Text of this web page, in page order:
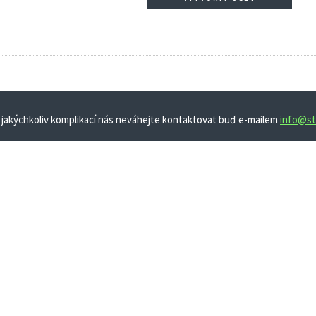
jakýchkoliv komplikací nás neváhejte kontaktovat buď e-mailem